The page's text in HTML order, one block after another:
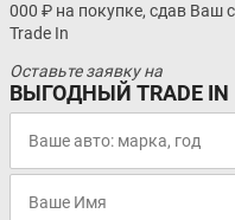
000 ₽ на покупке, сдав Ваш
Trade In
Оставьте заявку на
ВЫГОДНЫЙ TRADE IN